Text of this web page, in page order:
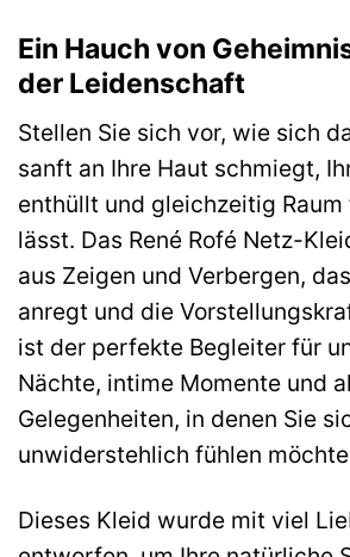
Ein Hauch von
der Leidenschaft
Stellen Sie sich vor, wie sich
sanft an Ihre Haut schmiegt,
enthüllt und gleichzeitig Raum
lässt. Das René Rofé Netz-
aus Zeigen und Verbergen,
anregt und die
ist der perfekte Begleiter für
Nächte, intime Momente und
Gelegenheiten, in denen Sie
unwiderstehlich fühlen
Dieses Kleid wurde mit viel